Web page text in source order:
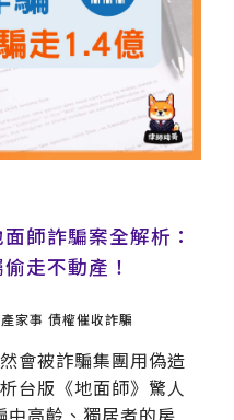
師詐騙案全解析：
走不動產！
家事 債權催收詐騙
會被詐騙集團用偽造
台版《地面師》驚人
高齡、獨居者的房